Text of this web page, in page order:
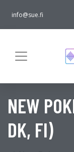
info@sue.fi
NEW
DK, FI)